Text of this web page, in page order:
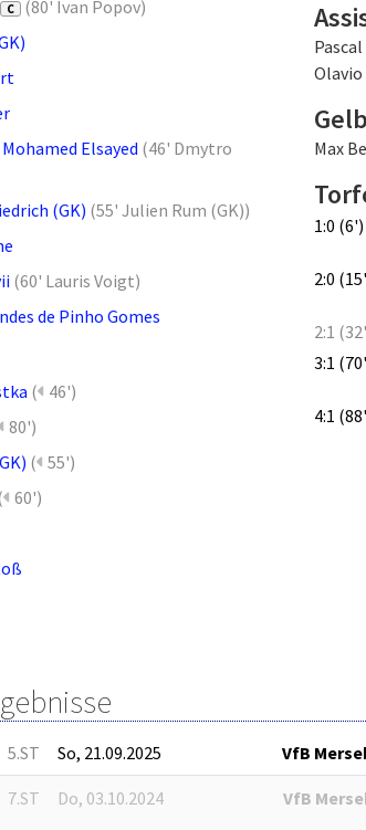
C (80' Ivan Popov)
Elsayed (46' Dmytro
(GK) (55' Julien Rum (GK))
(60' Lauris Voigt)
de Pinho Gomes
( 46')
80')
( 55')
60')
Olavio
Max
1:0 (6')
2:0
2:1
3:1
4:1
5.ST So, 21.09.2025 VfB
7.ST Do, 03.10.2024 VfB